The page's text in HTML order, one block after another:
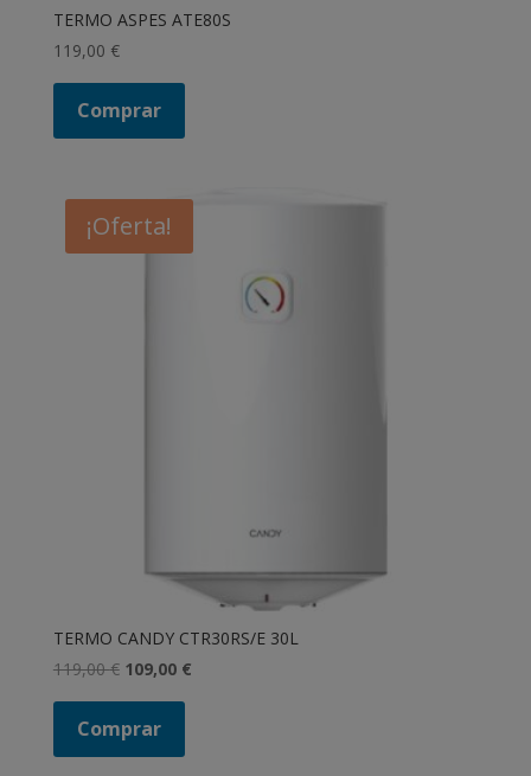
TERMO ASPES ATE80S
119,00 €
Comprar
¡Oferta!
TERMO CANDY CTR30RS/E 30L
119,00€ El
original
109,00 €El
Comprar